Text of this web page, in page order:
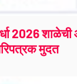
2026
मुदत